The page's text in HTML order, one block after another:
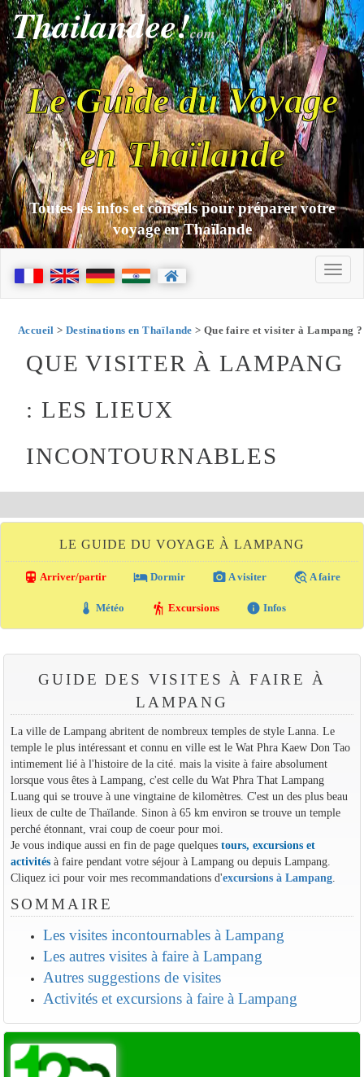
Thailandee!com
Le Guide du Voyage
en Thaïlande
Toutes les infos et conseils pour préparer votre
voyage en Thaïlande
Accueil > Destinations en Thaïlande > Que faire et visiter à Lampang ?
QUE VISITER À LAMPANG
: LES LIEUX
INCONTOURNABLES
LE GUIDE DU VOYAGE À LAMPANG
directions_transit Arriver/partir local_hotel Dormir photo_camera A visiter travel_explore A faire
thermostat Météo hiking Excursions info Infos
GUIDE DES VISITES À FAIRE À
LAMPANG
La ville de Lampang abritent de nombreux temples de style Lanna. Le
temple le plus intéressant et connu en ville est le Wat Phra Kaew Don Tao
intimement lié à l'histoire de la cité. mais la visite à faire absolument
lorsque vous êtes à Lampang, c'est celle du Wat Phra That Lampang
Luang qui se trouve à une vingtaine de kilomètres. C'est un des plus beau
lieux de culte de Thaïlande. Sinon à 65 km environ se trouve un temple
perché étonnant, vrai coup de coeur pour moi.
Je vous indique aussi en fin de page quelques tours, excursions et
activitésà faire pendant votre séjour à Lampang ou depuis Lampang.
Cliquez ici pour voir mes recommandations d'excursions à Lampang.
SOMMAIRE
Les visites incontournables à Lampang
Les autres visites à faire à Lampang
Autres suggestions de visites
Activités et excursions à faire à Lampang